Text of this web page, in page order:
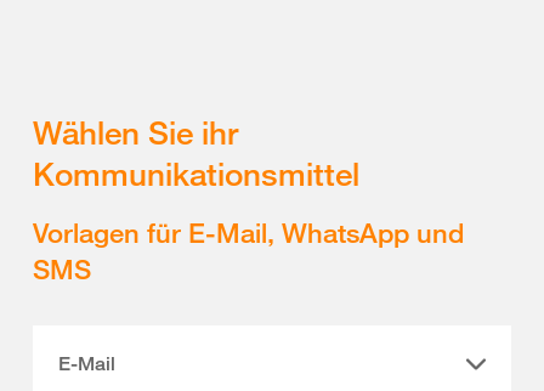
Wählen Sie ihr
Kommunikationsmittel
Vorlagen für E-Mail, WhatsApp und
SMS
E-Mail